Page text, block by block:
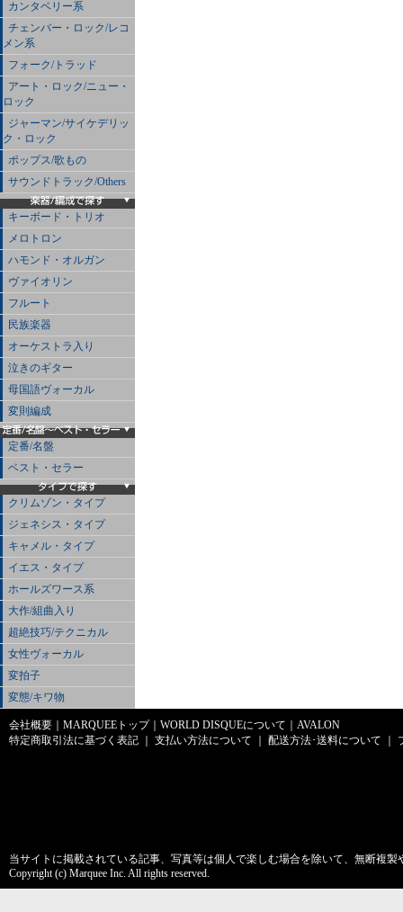
カンタベリー系
チェンバー・ロック/レコ
メン系
フォーク/トラッド
アート・ロック/ニュー・
ロック
ジャーマン/サイケデリッ
ク・ロック
ポップス/歌もの
サウンドトラック/Others
キーボード・トリオ
メロトロン
ハモンド・オルガン
ヴァイオリン
フルート
民族楽器
オーケストラ入り
泣きのギター
母国語ヴォーカル
変則編成
定番/名盤
ベスト・セラー
クリムゾン・タイプ
ジェネシス・タイプ
キャメル・タイプ
イエス・タイプ
ホールズワース系
大作/組曲入り
超絶技巧/テクニカル
女性ヴォーカル
変拍子
変態/キワ物
会社概要 MARQUEEトップ｜ WORLD DISQUEについて
AVALON
特定商取引法に基づく表記
支払い方法について 配送方法･送料について
当サイトに掲載されている記事、写真等は個人で楽しむ場合を除いて、無断複
Copyright (c) Marquee Inc. All rights reserved.